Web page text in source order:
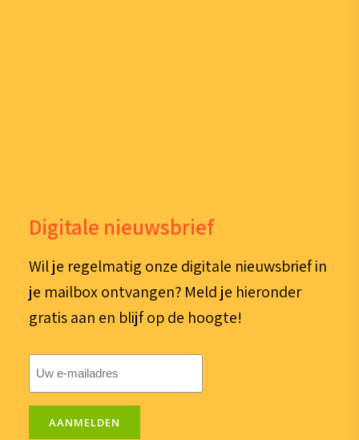
Digitale nieuwsbrief
Wil je regelmatig onze digitale nieuwsbrief in
je mailbox ontvangen? Meld je hieronder
gratis aan en blijf op de hoogte!
AANMELDEN